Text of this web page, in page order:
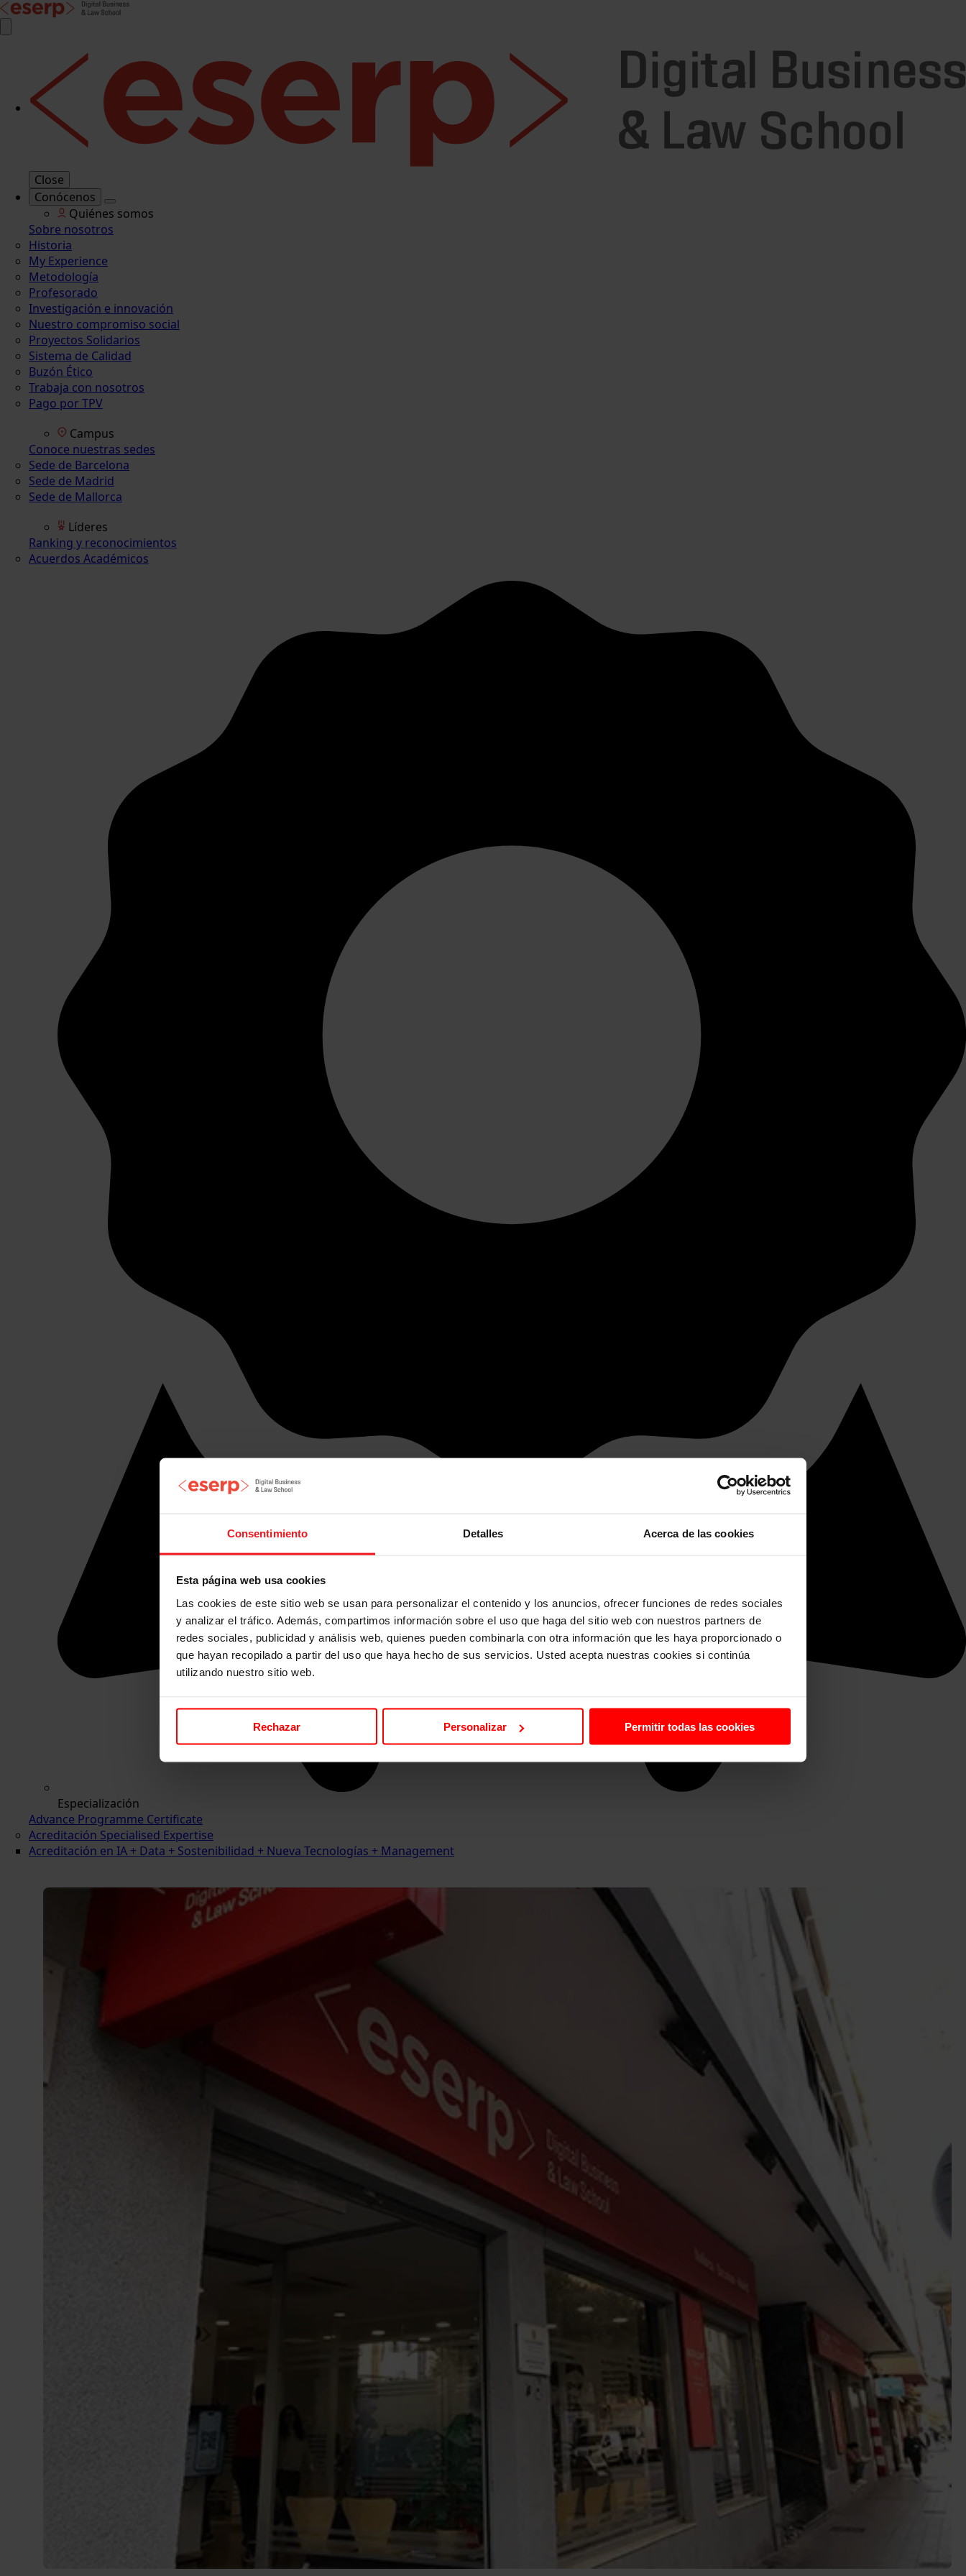
Consentimiento Detalles Acerca de las cookies
Esta página web usa cookies
Las cookies de este sitio web se usan para personalizar el contenido y los anuncios, ofrecer funciones de redes sociales
y analizar el tráfico. Además, compartimos información sobre el uso que haga del sitio web con nuestros partners de
redes sociales, publicidad y análisis web, quienes pueden combinarla con otra información que les haya proporcionado o
que hayan recopilado a partir del uso que haya hecho de sus servicios. Usted acepta nuestras cookies si continúa
utilizando nuestro sitio web.
Rechazar Personalizar Permitir todas las cookies
Close
Conócenos
Quiénes somos
Sobre nosotros
Historia
My Experience
Metodología
Profesorado
Investigación e innovación
Nuestro compromiso social
Proyectos Solidarios
Sistema de Calidad
Buzón Ético
Trabaja con nosotros
Pago por TPV
Campus
Conoce nuestras sedes
Sede de Barcelona
Sede de Madrid
Sede de Mallorca
Líderes
Ranking y reconocimientos
Acuerdos Académicos
Especialización
Advance Programme Certificate
Acreditación Specialised Expertise
Acreditación en IA + Data + Sostenibilidad + Nueva Tecnologías + Management